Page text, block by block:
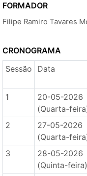
FORMADOR
Filipe Ramiro Tavares
CRONOGRAMA
Sessão
Data
1
20-05-2026
(Quarta-
2
27-05-2026
(Quarta-
3
28-05-2026
(Quinta-feira)